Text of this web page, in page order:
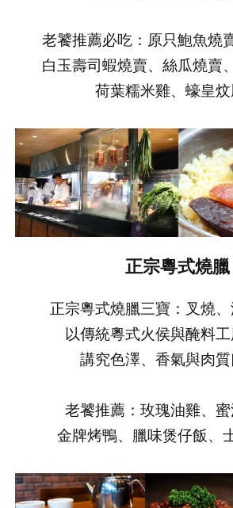
老饕推薦必吃：原只鮑魚燒
白玉壽司蝦燒賣、絲瓜燒賣
荷葉糯米雞、蠔皇
正宗粵式燒臘
正宗粵式燒臘三寶：叉燒
以傳統粵式火侯與醃料工
講究色澤、香氣與肉質
老饕推薦：玫瑰油雞、蜜
金牌烤鴨、臘味煲仔飯、
登出
確定要登出嗎？